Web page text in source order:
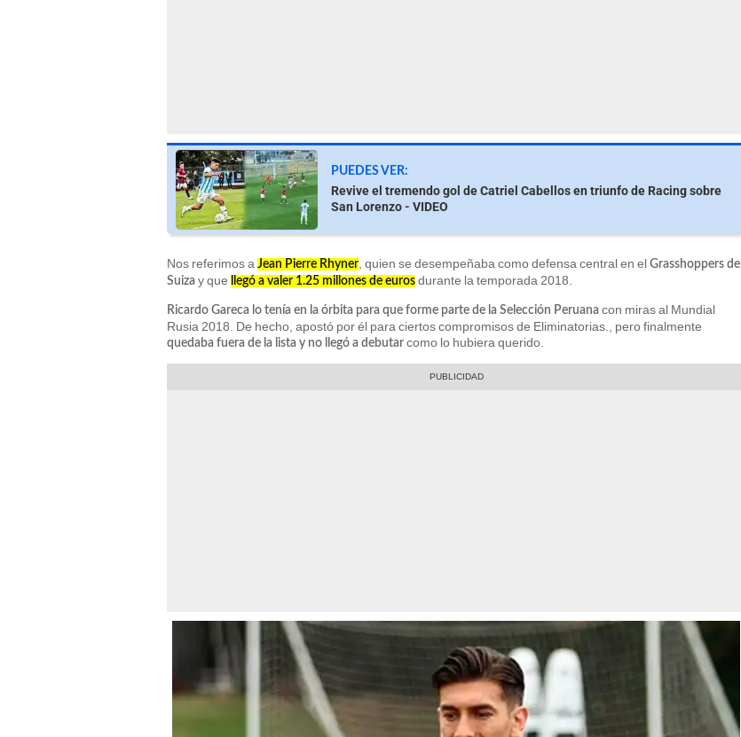
PUEDES VER:
Revive el tremendo gol de Catriel Cabellos en triunfo de Racing sobre
San Lorenzo - VIDEO
Nos referimos a Jean Pierre Rhyner , quien se desempeñaba como defensa central en el Grasshoppers de
Suiza y que llegó a valer 1.25 millones de euros durante la temporada 2018.
Ricardo Gareca lo tenía en la órbita para que forme parte de la Selección Peruana con miras al Mundial
Rusia 2018. De hecho, apostó por él para ciertos compromisos de Eliminatorias., pero finalmente
quedaba fuera de la lista y no llegó a debutar como lo hubiera querido.